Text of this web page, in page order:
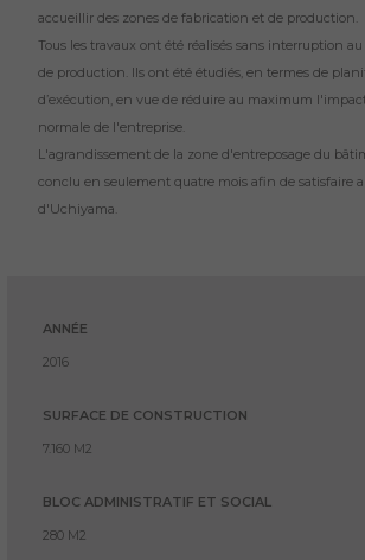
accueillir des zones de fabrication et de production.
Tous les travaux ont été réalisés sans interruption
de production. Ils ont été étudiés, en termes de
d’exécution, en vue de réduire au maximum
normale de l'entreprise.
L'agrandissement de la zone d'entreposage du
conclu en seulement quatre mois afin de satisfaire
d'Uchiyama.
ANNÉE
2016
SURFACE DE CONSTRUCTION
7.160 M2
BLOC ADMINISTRATIF ET SOCIAL
280 M2